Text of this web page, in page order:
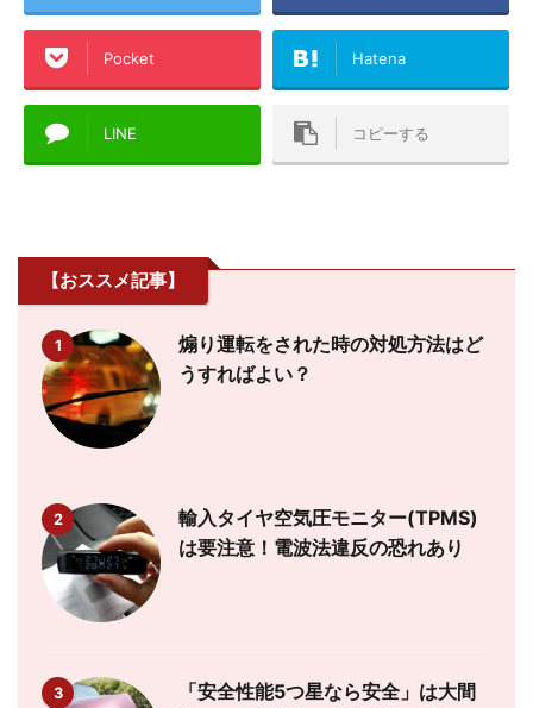
Pocket Hatena
LINE コピーする
【おススメ記事】
1
煽り運転をされた時の対処方法はど
うすればよい？
2
輸入タイヤ空気圧モニター(TPMS)
は要注意！電波法違反の恐れあり
3
「安全性能5つ星なら安全」は大間